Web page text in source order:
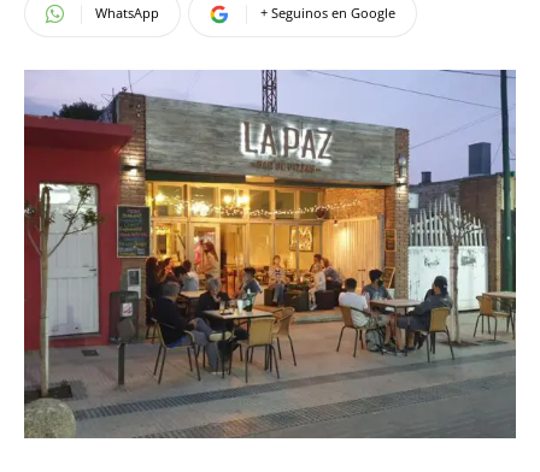
WhatsApp + Seguinos en Google